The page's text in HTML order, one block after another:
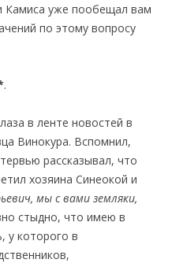
Камиса уже пообещал вам
по этому вопросу
.
в ленте новостей в
Винокура. Вспомнил,
рассказывал, что
хозяина Синеокой и
мы с вами земляки,
стыдно, что имею в
у которого в